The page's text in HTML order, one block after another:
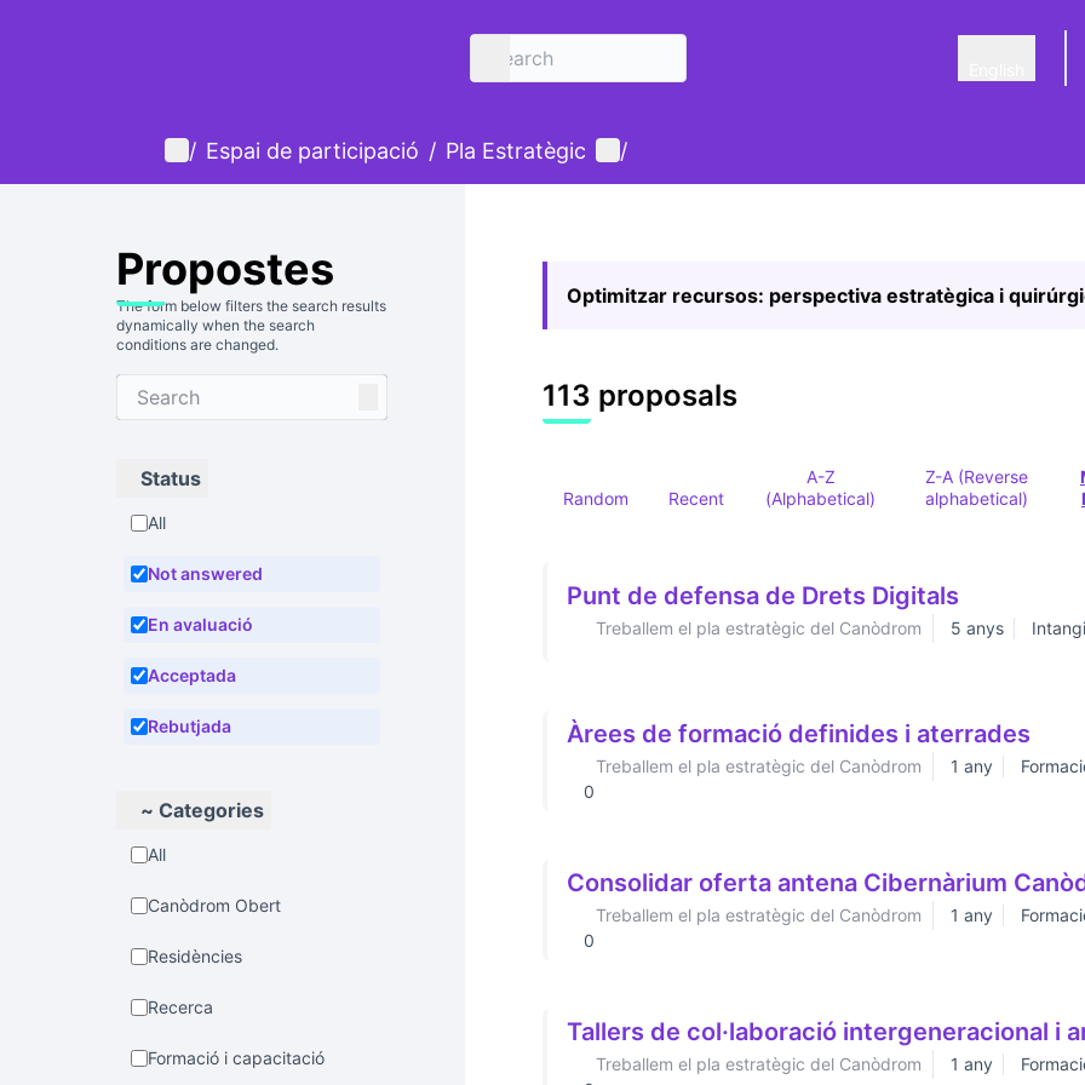
Triar la llengua
HomeMain menu
/ Espai de participació / Pla Estratègic User menu
/
Propostes
The form below filters the search results
dynamically when the search
conditions are changed.
Status
All
Not answered
En avaluació
Acceptada
Rebutjada
~ Categories
All
Canòdrom Obert
Residències
Recerca
Formació i capacitació
Optimitzar recursos: perspectiva estratègica i
113 proposals
Random Recent
A-Z
(Alphabetical)
Z-A (Reverse
alphabetical)
Punt de defensa de Drets Digitals
Treballem el pla estratègic del Canòdrom 5 anys
Àrees de formació definides i aterrades
Treballem el pla estratègic del Canòdrom 1 any
0
Consolidar oferta antena Cibernàrium
Treballem el pla estratègic del Canòdrom 1 any
0
Tallers de col·laboració intergeneracional i
Treballem el pla estratègic del Canòdrom 1 any